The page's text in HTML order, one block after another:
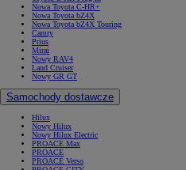
Nowa Toyota C-HR+
Nowa Toyota bZ4X
Nowa Toyota bZ4X Touring
Camry
Prius
Mirai
Nowy RAV4
Land Cruiser
Nowy GR GT
Samochody dostawcze
Hilux
Nowy Hilux
Nowy Hilux Electric
PROACE Max
PROACE
PROACE Verso